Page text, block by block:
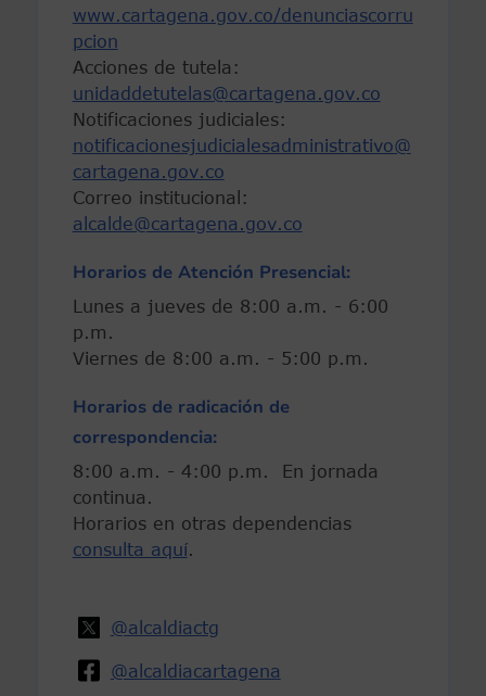
www.cartagena.gov.co/denunciascorru
pcion
Acciones de tutela:
unidaddetutelas@cartagena.gov.co
Notificaciones judiciales:
notificacionesjudicialesadministrativo@
cartagena.gov.co
Correo institucional:
alcalde@cartagena.gov.co
Horarios de Atención Presencial:
Lunes a jueves de 8:00 a.m. - 6:00
p.m.
Viernes de 8:00 a.m. - 5:00 p.m.
Horarios de radicación de
correspondencia:
8:00 a.m. - 4:00 p.m. En jornada
continua.
Horarios en otras dependencias
consulta aquí.
@alcaldiactg
@alcaldiacartagena